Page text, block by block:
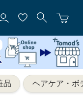
品 ヘアケア・ボ